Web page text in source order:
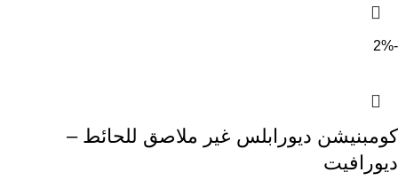
-2%
كومبنيشن ديورابلس غير ملاصق للحائط –
ديورافيت